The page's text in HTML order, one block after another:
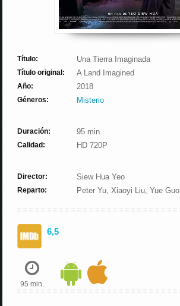
Título: Una Tierra Imaginada
Título original: A Land Imagined
Año: 2018
Géneros: Misterio
Duración: 95 min.
Calidad: HD 720P
Director: Siew Hua Yeo
Reparto: Peter Yu, Xiaoyi Liu, Yue Guo
6,5
95 min.